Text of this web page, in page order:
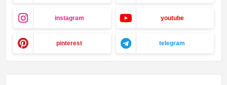
instagram youtube
pinterest telegram